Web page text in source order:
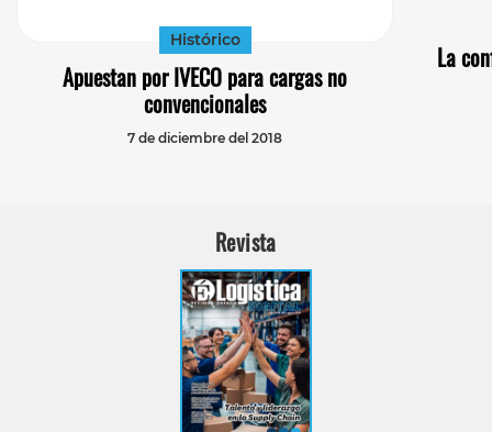
Histórico
Apuestan por IVECO para cargas no
convencionales
7 de diciembre del 2018
La
Revista